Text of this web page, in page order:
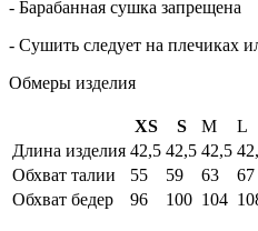
- Барабанная сушка запрещена
- Сушить следует на плечиках
Обмеры изделия
XS S M
L
Длина изделия 42,5 42,5 42,5
Обхват талии
55 59 63
67
Обхват бедер
96 100 104